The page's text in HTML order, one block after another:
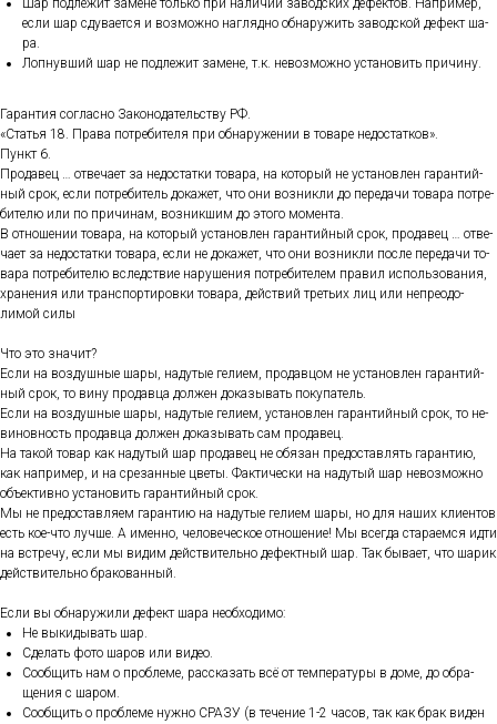
Шар под­ле­жит за­мене толь­ко при на­личии за­вод­ских де­фек­тов. Нап­ри­мер,
ес­ли шар сду­ва­ет­ся и воз­можно наг­лядно об­на­ружить за­вод­ской де­фект ша­
ра.
Лоп­нувший шар не под­ле­жит за­мене, т.к. не­воз­можно ус­та­новить при­чину.
Га­ран­тия сог­ласно За­коно­датель­ству РФ.
«Статья 18. Пра­ва пот­ре­бите­ля при об­на­руже­нии в то­варе не­дос­татков».
Пункт 6.
Про­давец … от­ве­ча­ет за не­дос­татки то­вара, на ко­торый не ус­та­нов­лен га­ран­тий­
ный срок, ес­ли пот­ре­битель до­кажет, что они воз­никли до пе­реда­чи то­вара пот­ре­
бите­лю или по при­чинам, воз­никшим до это­го мо­мен­та.
В от­но­шении то­вара, на ко­торый ус­та­нов­лен га­ран­тий­ный срок, про­давец … от­ве­
ча­ет за не­дос­татки то­вара, ес­ли не до­кажет, что они воз­никли пос­ле пе­реда­чи то­
вара пот­ре­бите­лю вследс­твие на­руше­ния пот­ре­бите­лем пра­вил ис­поль­зо­вания,
хра­нения или тран­спор­ти­ров­ки то­вара, дей­ствий треть­их лиц или неп­ре­одо­
лимой си­лы
Что это зна­чит?
Ес­ли на воз­душные ша­ры, на­дутые ге­ли­ем, про­дав­цом не ус­та­нов­лен га­ран­тий­
ный срок, то ви­ну про­дав­ца дол­жен до­казы­вать по­купа­тель.
Ес­ли на воз­душные ша­ры, на­дутые ге­ли­ем, ус­та­нов­лен га­ран­тий­ный срок, то не­
винов­ность про­дав­ца дол­жен до­казы­вать сам про­давец.
На та­кой то­вар как на­дутый шар про­давец не обя­зан пре­дос­тавлять га­ран­тию,
как нап­ри­мер, и на сре­зан­ные цве­ты. Фак­ти­чес­ки на на­дутый шар не­воз­можно
объ­ек­тивно ус­та­новить га­ран­тий­ный срок.
Мы не пре­дос­тавля­ем га­ран­тию на на­дутые ге­ли­ем ша­ры, но для на­ших кли­ен­тов
есть кое-что луч­ше. А имен­но, че­лове­чес­кое от­но­шение! Мы всег­да ста­ра­ем­ся ид­ти
на встре­чу, ес­ли мы ви­дим дей­стви­тель­но де­фек­тный шар. Так бы­ва­ет, что ша­рик
дей­стви­тель­но бра­кован­ный.
Ес­ли вы об­на­ружи­ли де­фект ша­ра не­об­хо­димо:
Не вы­киды­вать шар.
Сде­лать фо­то ша­ров или ви­део.
Со­об­щить нам о проб­ле­ме, рас­ска­зать всё от тем­пе­рату­ры в до­ме, до об­ра­
щения с ша­ром.
Со­об­щить о проб­ле­ме нуж­но СРА­ЗУ (в те­чение 1-2 ча­сов, так как брак ви­ден